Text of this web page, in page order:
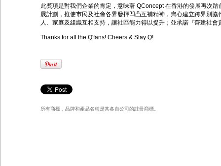
此奬項是對我們企業的肯定，意味著 QConcept 在香港的發展再次踏
展計劃，推使市民及社會各界發揮凹凸互補精神，齊心建立跨界別
人、家庭及組織互相支持，讓社區能力得以提升； 並承諾『齊建社會
Thanks for all the Q'fans! Cheers & Stay Q!
所有商標，品牌和產品名稱是其各自公司的註冊商標。